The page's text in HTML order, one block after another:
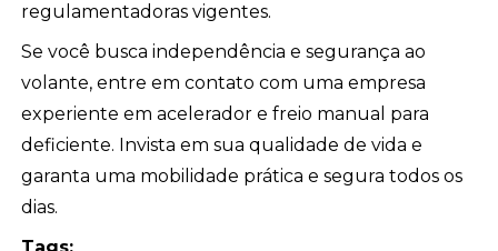
regulamentadoras vigentes.
Se você busca independência e segurança ao
volante, entre em contato com uma empresa
experiente em acelerador e freio manual para
deficiente. Invista em sua qualidade de vida e
garanta uma mobilidade prática e segura todos os
dias.